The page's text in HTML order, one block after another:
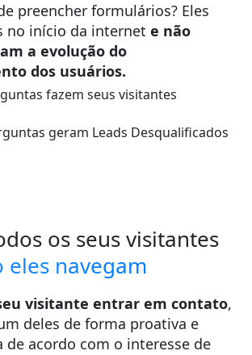
preencher formulários? Eles
no início da internete não
a evolução do
dos usuários.
fazem seus visitantes
geram Leads Desqualificados
os seus visitantes
eles navegam
visitante entrar em contato,
deles de forma proativa e
de acordo com o interesse de